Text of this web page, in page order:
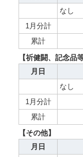
なし
1月分計
累計
【祈健闘、記念品等
月日
なし
1月分計
累計
【その他】
月日